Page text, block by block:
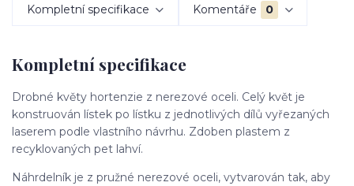
Kompletní specifikace Komentáře 0
Kompletní specifikace
Drobné květy hortenzie z nerezové oceli. Celý květ je
konstruován lístek po lístku z jednotlivých dílů vyřezaných
laserem podle vlastního návrhu. Zdoben plastem z
recyklovaných pet lahví.
Náhrdelník je z pružné nerezové oceli, vytvarován tak, aby